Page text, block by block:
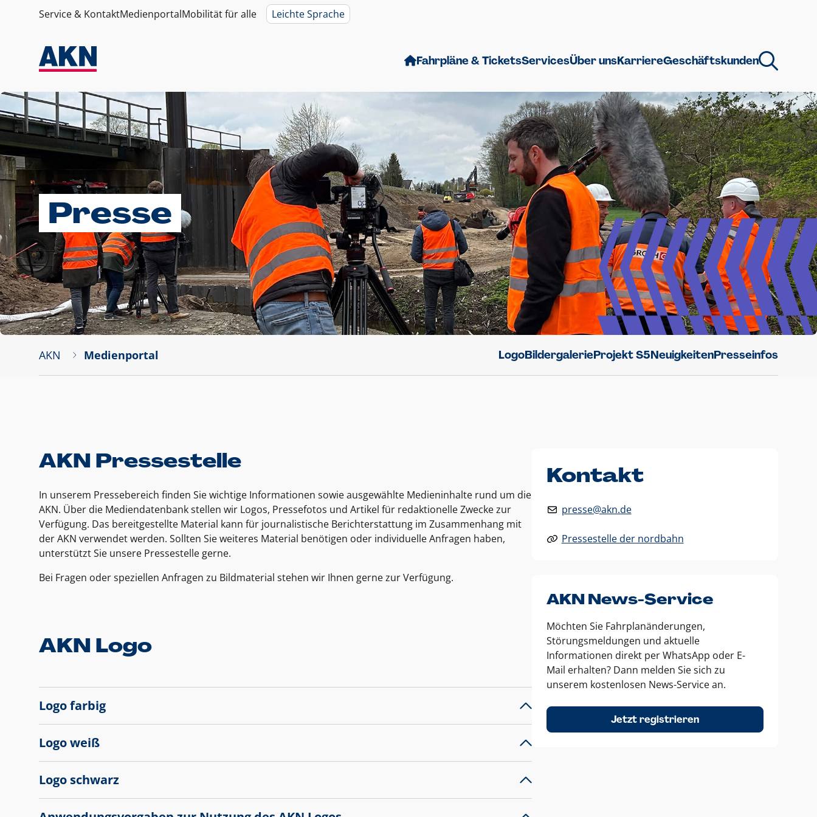
Service & KontaktMedienportalMobilität für alle Leichte Sprache
Fahrpläne & TicketsServicesÜber unsKarriereGeschäftskunden
Presse
AKN Medienportal LogoBildergalerieProjekt S5NeuigkeitenPresseinfos
AKN Pressestelle
In unserem Pressebereich finden Sie wichtige Informationen sowie ausgewählte Medieninhalte rund um die
AKN. Über die Mediendatenbank stellen wir Logos, Pressefotos und Artikel für redaktionelle Zwecke zur
Verfügung. Das bereitgestellte Material kann für journalistische Berichterstattung im Zusammenhang mit
der AKN verwendet werden. Sollten Sie weiteres Material benötigen oder individuelle Anfragen haben,
unterstützt Sie unsere Pressestelle gerne.
Bei Fragen oder speziellen Anfragen zu Bildmaterial stehen wir Ihnen gerne zur Verfügung.
AKN Logo
Logo farbig
Logo weiß
Logo schwarz
Kontakt
presse@akn.de
Pressestelle der nordbahn
AKN News-Service
Möchten Sie Fahrplanänderungen,
Störungsmeldungen und aktuelle
Informationen direkt per WhatsApp oder E-
Mail erhalten? Dann melden Sie sich zu
unserem kostenlosen News-Service an.
Jetzt registrieren